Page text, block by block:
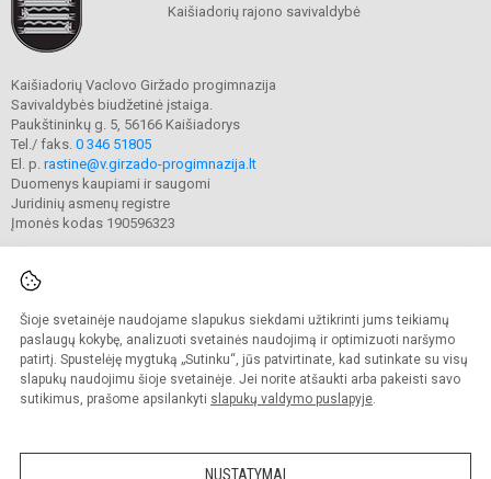
Šioje svetainėje naudojame slapukus siekdami užtikrinti jums teikiamų
paslaugų kokybę, analizuoti svetainės naudojimą ir optimizuoti naršymo
patirtį. Spustelėję mygtuką „Sutinku“, jūs patvirtinate, kad sutinkate su visų
slapukų naudojimu šioje svetainėje. Jei norite atšaukti arba pakeisti savo
sutikimus, prašome apsilankyti slapukų valdymo puslapyje.
NUSTATYMAI
Kaišiadorių rajono savivaldybė
Kaišiadorių Vaclovo Giržado progimnazija
Savivaldybės biudžetinė įstaiga.
Paukštininkų g. 5, 56166 Kaišiadorys
Tel./ faks. 0 346 51805
El. p. rastine@v.girzado-progimnazija.lt
Duomenys kaupiami ir saugomi
Juridinių asmenų registre
Įmonės kodas 190596323
© 2020. Kaišiadorių Vaclovo Giržado progimnazija. Visos teisės saugomos.
Kopijuoti turinį be raštiško gimnazijos sutikimo griežtai draudžiama.
Prieinamumo paraiška Slapukų valdymas
Sumanus būdas atnaujinti